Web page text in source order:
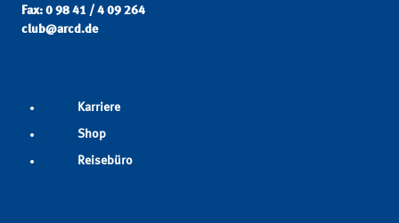
Fax: 0 98 41 / 4 09 264
club@arcd.de
Karriere
Shop
Reisebüro